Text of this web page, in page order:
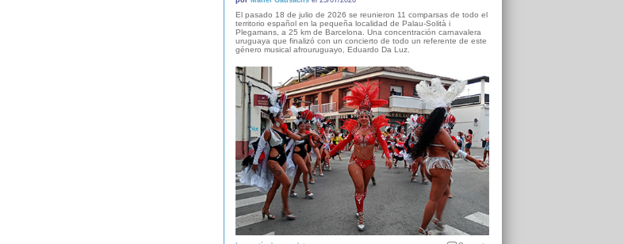
El pasado 18 de julio de 2026 se reunieron 11 comparsas de todo el
territorio español en la pequeña localidad de Palau-Solità i
Plegamans, a 25 km de Barcelona. Una concentración carnavalera
uruguaya que finalizó con un concierto de todo un referente de este
género musical afrouruguayo, Eduardo Da Luz.